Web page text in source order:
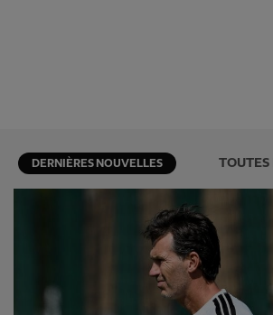
DERNIÈRES NOUVELLES TOUTES